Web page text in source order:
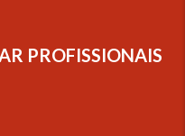
PROFISSIONAIS